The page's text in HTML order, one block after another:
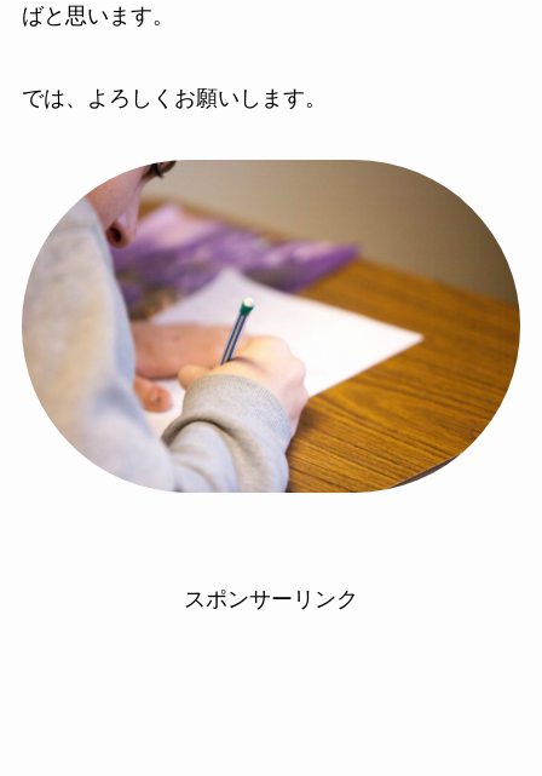
ばと思います。
では、よろしくお願いします。
スポンサーリンク